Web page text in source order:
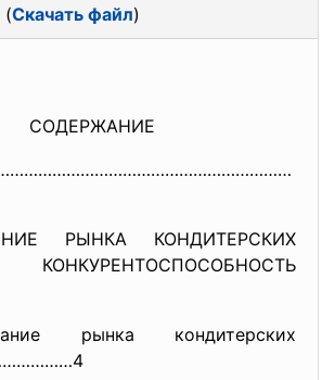
(Скачать файл)
СОДЕРЖАНИЕ
РЫНКА КОНДИТЕРСКИХ
рынка кондитерских